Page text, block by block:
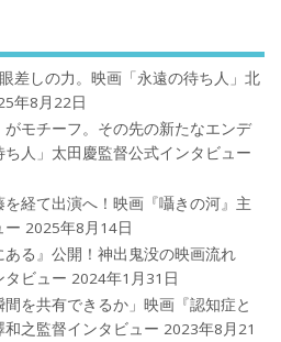
差しの力。映画「永遠の待ち人」北
年8月22日
がモチーフ。その先の新たなエンデ
人」太田慶監督公式インタビュー
経て出演へ！映画『囁きの河』主
ー 2025年8月14日
る』公開！神出鬼没の映画流れ
タビュー 2024年1月31日
間を共有できるか」映画『認知症と
之監督インタビュー 2023年8月21